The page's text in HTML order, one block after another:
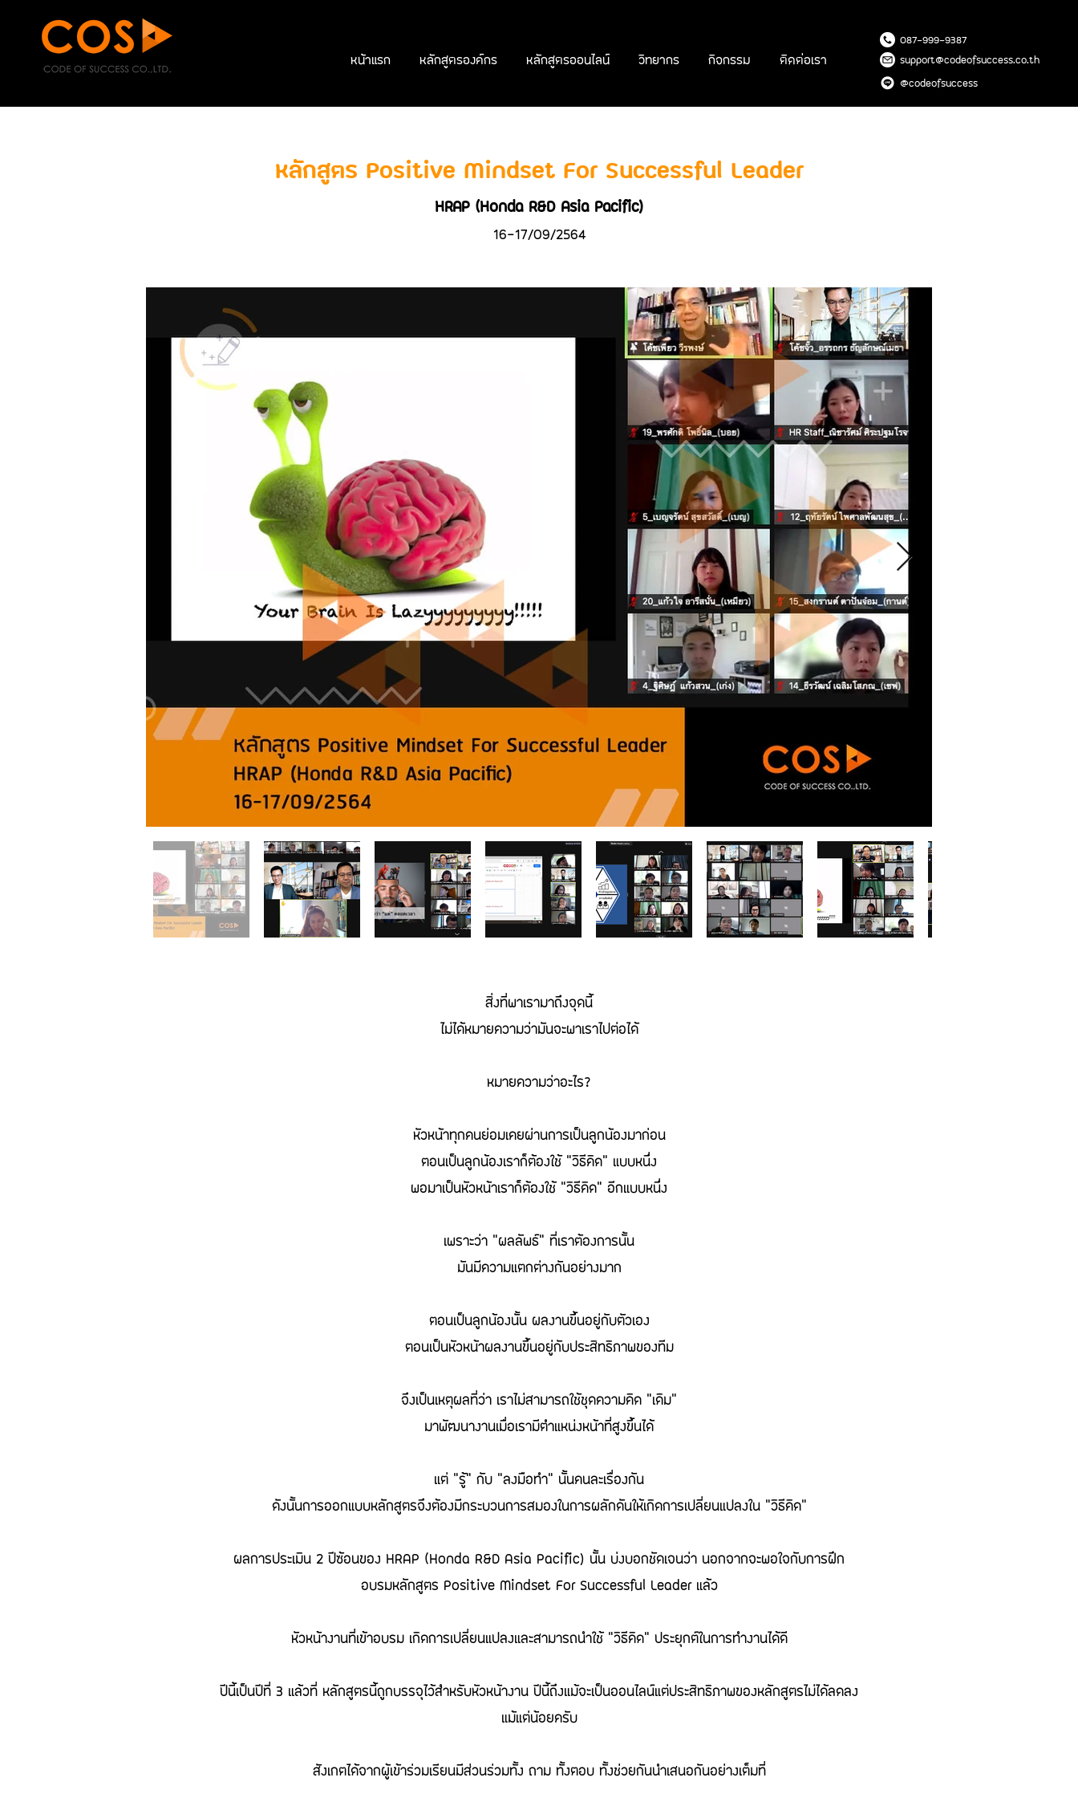
หน้าแรก หลักสูตรองค์กร หลักสูตรออนไลน์ วิทยากร กิจกรรม ติดต่อเรา
087-999-9387
support@codeofsuccess.co.th
@codeofsuccess
หลักสูตร Positive Mindset For Successful Leader
HRAP (Honda R&D Asia Pacific)
16-17/09/2564
สิ่งที่พาเรามาถึงจุดนี้
ไม่ได้หมายความว่ามันจะพาเราไปต่อได้
หมายความว่าอะไร?
หัวหน้าทุกคนย่อมเคยผ่านการเป็นลูกน้องมาก่อน
ตอนเป็นลูกน้องเราก็ต้องใช้ “วิธีคิด” แบบหนึ่ง
พอมาเป็นหัวหน้าเราก็ต้องใช้ “วิธีคิด” อีกแบบหนึ่ง
เพราะว่า “ผลลัพธ์” ที่เราต้องการนั้น
มันมีความแตกต่างกันอย่างมาก
ตอนเป็นลูกน้องนั้น ผลงานขึ้นอยู่กับตัวเอง
ตอนเป็นหัวหน้าผลงานขึ้นอยู่กับประสิทธิภาพของทีม
จึงเป็นเหตุผลที่ว่า เราไม่สามารถใช้ชุดความคิด “เดิม”
มาพัฒนางานเมื่อเรามีตำแหน่งหน้าที่สูงขึ้นได้
แต่ “รู้” กับ “ลงมือทำ” นั้นคนละเรื่องกัน
ดังนั้นการออกแบบหลักสูตรจึงต้องมีกระบวนการสมองในการผลักดันให้เกิดการเปลี่ยนแปลงใน “วิธีคิด”
ผลการประเมิน 2 ปีซ้อนของ HRAP (Honda R&D Asia Pacific) นั้น บ่งบอกชัดเจนว่า นอกจากจะพอใจกับการฝึก
อบรมหลักสูตร Positive Mindset For Successful Leader แล้ว
หัวหน้างานที่เข้าอบรม เกิดการเปลี่ยนแปลงและสามารถนำใช้ “วิธีคิด” ประยุกต์ในการทำงานได้ดี
ปีนี้เป็นปีที่ 3 แล้วที่ หลักสูตรนี้ถูกบรรจุไว้สำหรับหัวหน้างาน ปีนี้ถึงแม้จะเป็นออนไลน์แต่ประสิทธิภาพของหลักสูตรไม่ได้ลดลง
แม้แต่น้อยครับ
สังเกตได้จากผู้เข้าร่วมเรียนมีส่วนร่วมทั้ง ถาม ทั้งตอบ ทั้งช่วยกันนำเสนอกันอย่างเต็มที่